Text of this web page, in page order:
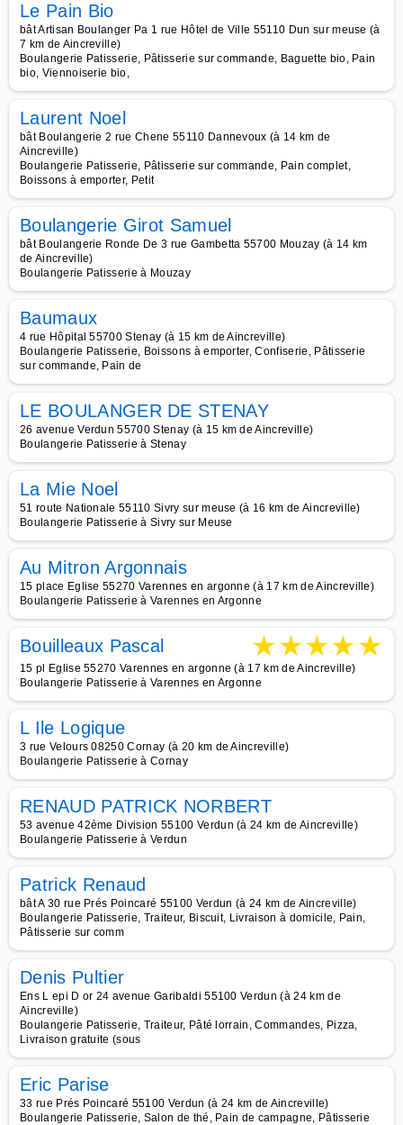
Le Pain Bio
bât Artisan Boulanger Pa 1 rue Hôtel de Ville 55110 Dun sur meuse (à
7 km de Aincreville)
Boulangerie Patisserie, Pâtisserie sur commande, Baguette bio, Pain
bio, Viennoiserie bio,
Laurent Noel
bât Boulangerie 2 rue Chene 55110 Dannevoux (à 14 km de
Aincreville)
Boulangerie Patisserie, Pâtisserie sur commande, Pain complet,
Boissons à emporter, Petit
Boulangerie Girot Samuel
bât Boulangerie Ronde De 3 rue Gambetta 55700 Mouzay (à 14 km
de Aincreville)
Boulangerie Patisserie à Mouzay
Baumaux
4 rue Hôpital 55700 Stenay (à 15 km de Aincreville)
Boulangerie Patisserie, Boissons à emporter, Confiserie, Pâtisserie
sur commande, Pain de
LE BOULANGER DE STENAY
26 avenue Verdun 55700 Stenay (à 15 km de Aincreville)
Boulangerie Patisserie à Stenay
La Mie Noel
51 route Nationale 55110 Sivry sur meuse (à 16 km de Aincreville)
Boulangerie Patisserie à Sivry sur Meuse
Au Mitron Argonnais
15 place Eglise 55270 Varennes en argonne (à 17 km de Aincreville)
Boulangerie Patisserie à Varennes en Argonne
Bouilleaux Pascal ★★★★★
15 pl Eglise 55270 Varennes en argonne (à 17 km de Aincreville)
Boulangerie Patisserie à Varennes en Argonne
L Ile Logique
3 rue Velours 08250 Cornay (à 20 km de Aincreville)
Boulangerie Patisserie à Cornay
RENAUD PATRICK NORBERT
53 avenue 42ème Division 55100 Verdun (à 24 km de Aincreville)
Boulangerie Patisserie à Verdun
Patrick Renaud
bât A 30 rue Prés Poincaré 55100 Verdun (à 24 km de Aincreville)
Boulangerie Patisserie, Traiteur, Biscuit, Livraison à domicile, Pain,
Pâtisserie sur comm
Denis Pultier
Ens L epi D or 24 avenue Garibaldi 55100 Verdun (à 24 km de
Aincreville)
Boulangerie Patisserie, Traiteur, Pâté lorrain, Commandes, Pizza,
Livraison gratuite (sous
Eric Parise
33 rue Prés Poincaré 55100 Verdun (à 24 km de Aincreville)
Boulangerie Patisserie, Salon de thé, Pain de campagne, Pâtisserie